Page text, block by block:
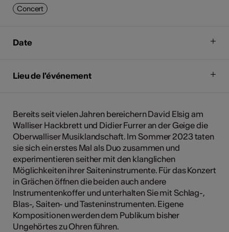
Concert
Date
Lieu de l'événement
Bereits seit vielen Jahren bereichern David Elsig am
Walliser Hackbrett und Didier Furrer an der Geige die
Oberwalliser Musiklandschaft. Im Sommer 2023 taten
sie sich ein erstes Mal als Duo zusammen und
experimentieren seither mit den klanglichen
Möglichkeiten ihrer Saiteninstrumente. Für das Konzert
in Grächen öffnen die beiden auch andere
Instrumentenkoffer und unterhalten Sie mit Schlag-,
Blas-, Saiten- und Tasteninstrumenten. Eigene
Kompositionen werden dem Publikum bisher
Ungehörtes zu Ohren führen.